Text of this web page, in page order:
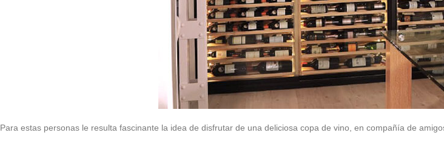
Para estas personas le resulta fascinante la idea de disfrutar de una deliciosa copa de vino, en compañía de